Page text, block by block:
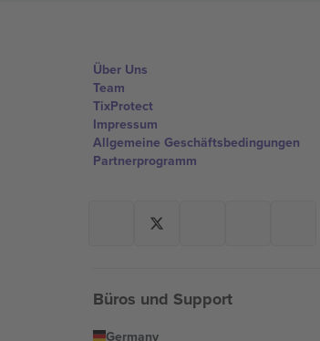
Über Uns
Team
TixProtect
Impressum
Allgemeine Geschäftsbedingungen
Partnerprogramm
Büros und Support
Germany